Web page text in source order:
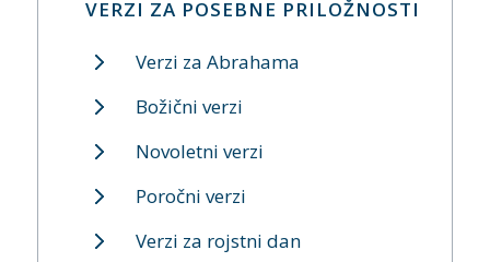
VERZI ZA POSEBNE PRILOŽNOSTI
Verzi za Abrahama
Božični verzi
Novoletni verzi
Poročni verzi
Verzi za rojstni dan